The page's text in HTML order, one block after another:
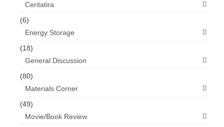
Ceritatira
(6)
Energy Storage
(18)
General Discussion
(80)
Materials Corner
(49)
Movie/Book Review